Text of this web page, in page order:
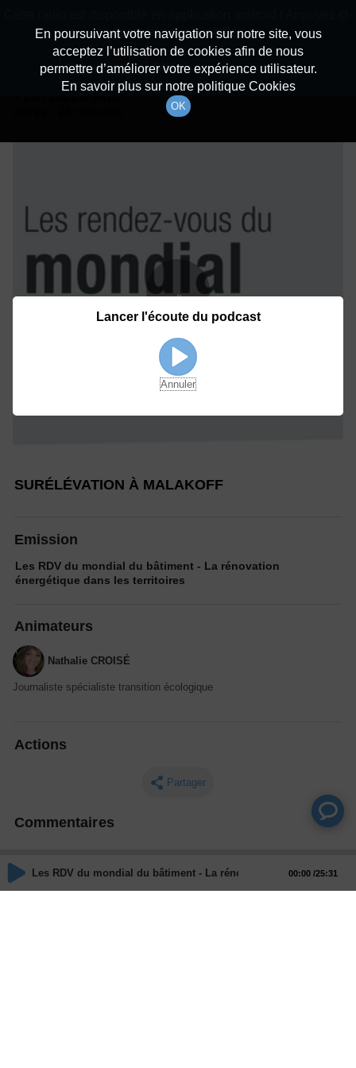
Détails De L'épisode
à 8h15
SURÉLÉVATION À MALAKOFF
Emission
Les RDV du mondial du bâtiment - La rénovation
énergétique dans les territoires
Animateurs
Nathalie CROISÉ
Journaliste spécialiste transition écologique
Actions
Partager
Commentaires
Les RDV du mondial du bâtiment - La rénovation énergétique
00:00 25:31
En poursuivant votre navigation sur notre site, vous
acceptez l’utilisation de cookies afin de nous
permettre d’améliorer votre expérience utilisateur.
En savoir plus sur notre politique Cookies
OK
dessous pour l'installer.
Non merci Télécharger l'application
Lancer l'écoute du podcast
Annuler